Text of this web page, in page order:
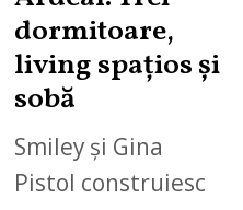
dormitoare,
living spațios și
sobă
Smiley și Gina
Pistol construiesc